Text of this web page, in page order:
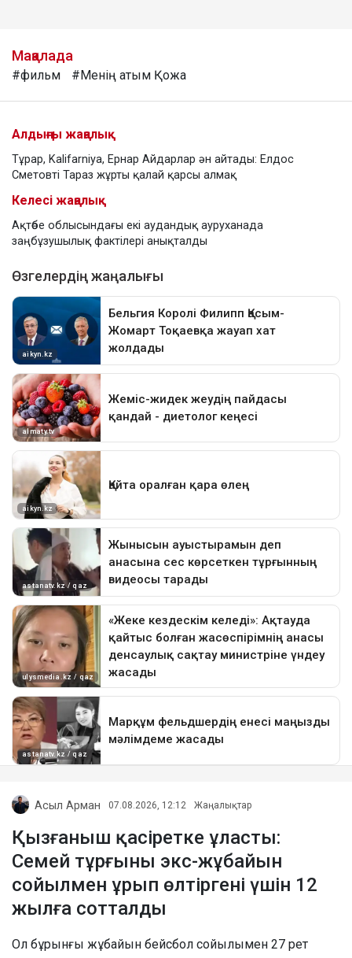
Мақалада
#фильм #Менің атым Қожа
Алдыңғы жаңалық
Тұрар, Kalifarniya, Ернар Айдарлар ән айтады: Елдос
Сметовті Тараз жұрты қалай қарсы алмақ
Келесі жаңалық
Ақтөбе облысындағы екі аудандық ауруханада
заңбұзушылық фактілері анықталды
Асыл Арман 07.08.2026, 12:12 Жаңалықтар
Қызғаныш қасіретке ұласты:
Семей тұрғыны экс-жұбайын
сойылмен ұрып өлтіргені үшін 12
жылға сотталды
Ол бұрынғы жұбайын бейсбол сойылымен 27 рет